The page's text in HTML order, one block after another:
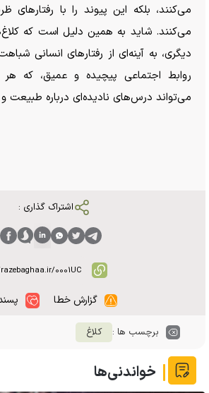
می‌کنند، بلکه این پیوند را با
می‌کنند. شاید به همین دلیل است که
دیگری، به آینه‌ای از رفتار‌های انسانی
روابط اجتماعی پیچیده و عمیق، که هر
می‌تواند درس‌های نادیده‌ای درباره
اشتراک گذاری :
گزارش خطا
برچسب ها : کلاغ
خواندنی‌ها